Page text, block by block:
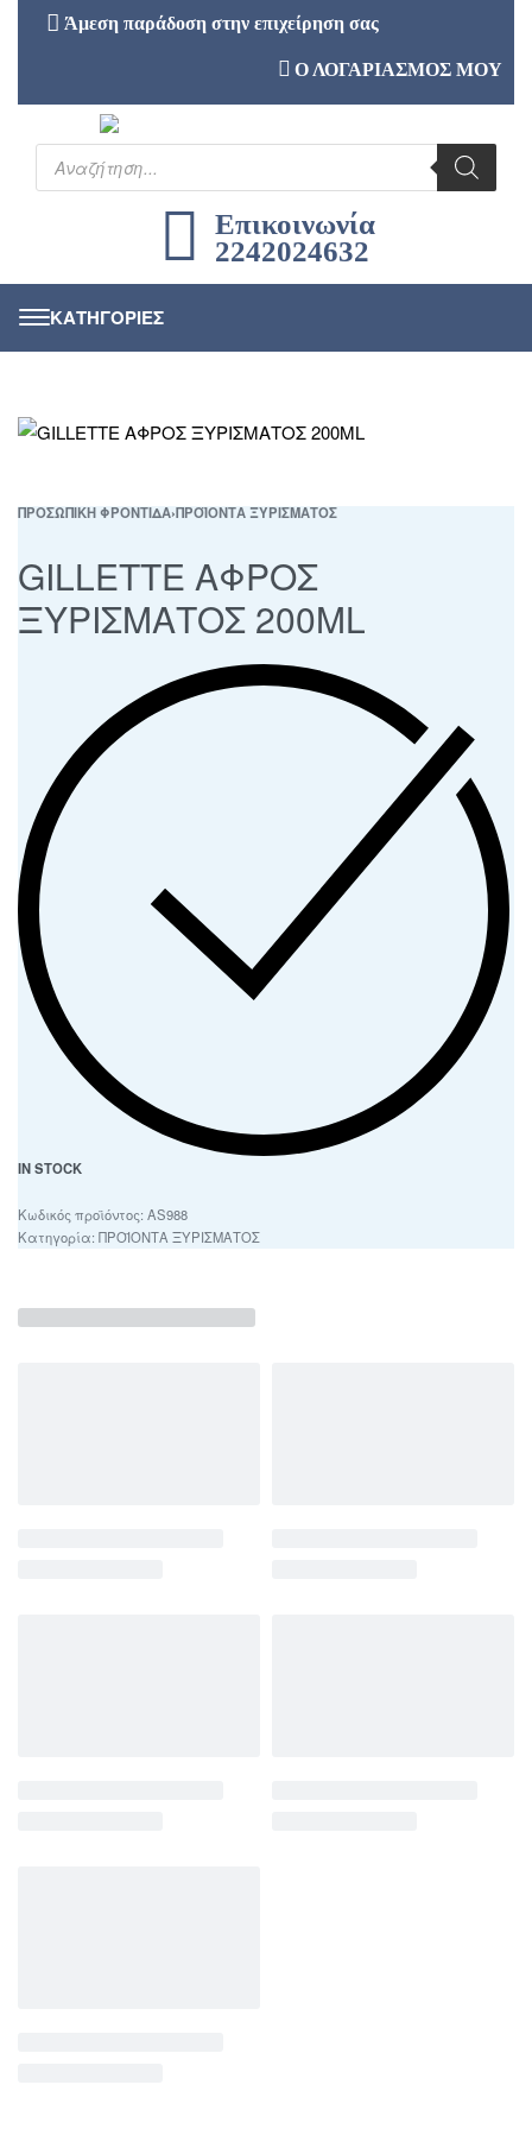
Άμεση παράδοση στην επιχείρηση σας
Ο ΛΟΓΑΡΙΑΣΜΟΣ ΜΟΥ
Επικοινωνία
2242024632
ΠΡΟΣΩΠΙΚΗ ΦΡΟΝΤΙΔΑ›ΠΡΟΪΟΝΤΑ ΞΥΡΙΣΜΑΤΟΣ
GILLETTE ΑΦΡΟΣ
ΞΥΡΙΣΜΑΤΟΣ 200ML
IN STOCK
AS988
Κατηγορία: ΠΡΟΪΟΝΤΑ ΞΥΡΙΣΜΑΤΟΣ